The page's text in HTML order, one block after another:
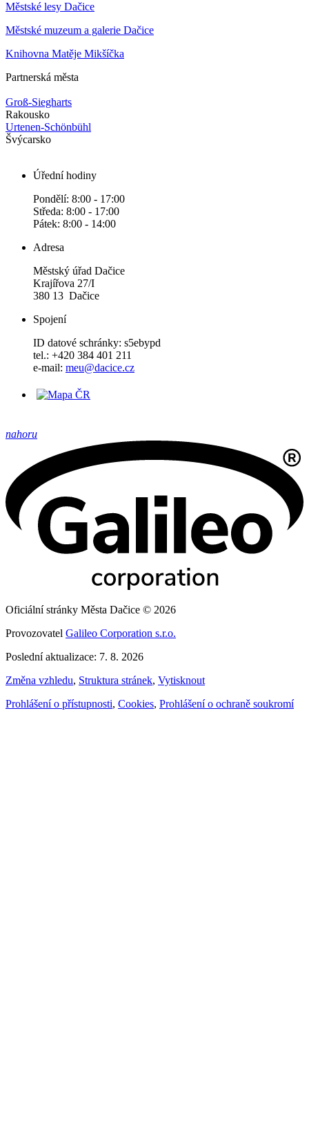
Městské lesy Dačice
Městské muzeum a galerie Dačice
Knihovna Matěje Mikšíčka
Partnerská města
Groß-Siegharts
Rakousko
Urtenen-Schönbühl
Švýcarsko
Úřední hodiny
Pondělí: 8:00 - 17:00
Středa: 8:00 - 17:00
Pátek: 8:00 - 14:00
Adresa
Městský úřad Dačice
Krajířova 27/I
380 13 Dačice
Spojení
ID datové schránky: s5ebypd
tel.: +420 384 401 211
e-mail: meu@dacice.cz
nahoru
Oficiální stránky Města Dačice © 2026
Provozovatel Galileo Corporation s.r.o.
Poslední aktualizace: 7. 8. 2026
Změna vzhledu, Struktura stránek, Vytisknout
Prohlášení o přístupnosti, Cookies, Prohlášení o ochraně soukromí